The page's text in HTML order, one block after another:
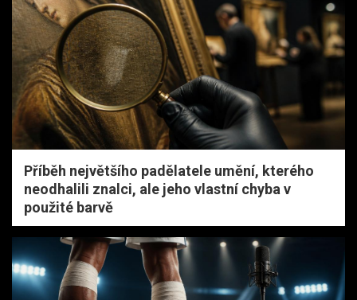
Příběh největšího padělatele umění, kterého
neodhalili znalci, ale jeho vlastní chyba v
použité barvě